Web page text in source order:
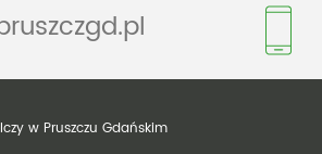
w Pruszczu Gdańskim